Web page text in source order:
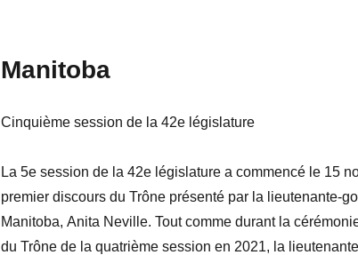
Manitoba
Cinquième session de la 42e législature
La 5e session de la 42e législature a commencé le 15
premier discours du Trône présenté par la lieutenante-
Manitoba, Anita Neville. Tout comme durant la
du Trône de la quatrième session en 2021, la